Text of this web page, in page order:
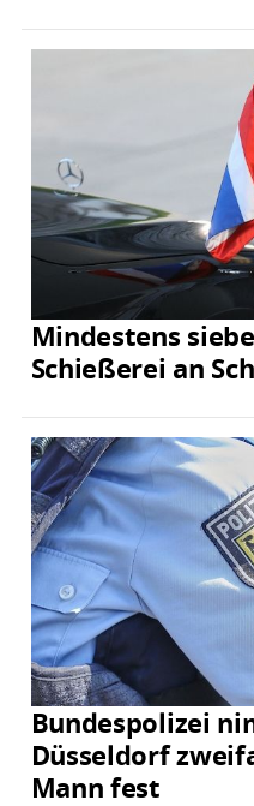
Mindestens
Schießerei an
Bundespolizei
Düsseldorf
Mann fest